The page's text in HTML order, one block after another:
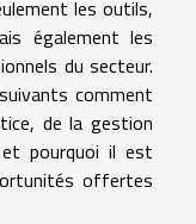
les outils,
également les
du secteur.
comment
de la gestion
pourquoi il est
offertes